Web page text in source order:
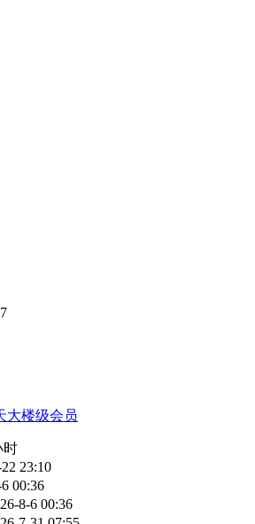
大楼级会员
时
23:10
00:36
8-6 00:36